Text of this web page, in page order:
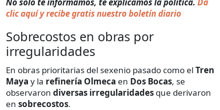
clic aquí y recibe gratis nuestro boletín diario
Sobrecostos en obras por
irregularidades
En obras prioritarias del sexenio pasado como el Tren
Maya y la refinería Olmeca en Dos Bocas, se
observaron diversas irregularidades que derivaron
en sobrecostos.